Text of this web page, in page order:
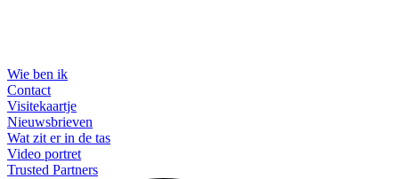
Wie ben ik
Contact
Visitekaartje
Nieuwsbrieven
Wat zit er in de tas
Video portret
Trusted Partners